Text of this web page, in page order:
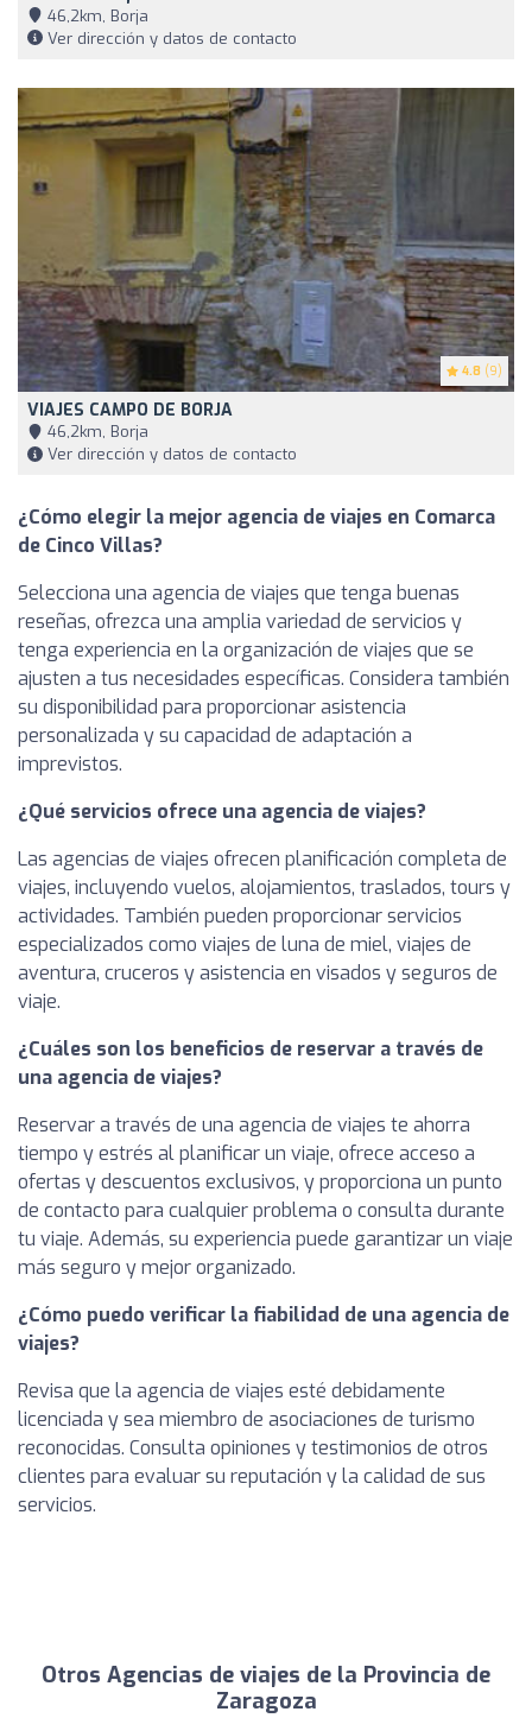
46,2km, Borja
Ver dirección y datos de contacto
4.8 (9)
VIAJES CAMPO DE BORJA
46,2km, Borja
Ver dirección y datos de contacto
¿Cómo elegir la mejor agencia de viajes en Comarca
de Cinco Villas?
Selecciona una agencia de viajes que tenga buenas
reseñas, ofrezca una amplia variedad de servicios y
tenga experiencia en la organización de viajes que se
ajusten a tus necesidades específicas. Considera también
su disponibilidad para proporcionar asistencia
personalizada y su capacidad de adaptación a
imprevistos.
¿Qué servicios ofrece una agencia de viajes?
Las agencias de viajes ofrecen planificación completa de
viajes, incluyendo vuelos, alojamientos, traslados, tours y
actividades. También pueden proporcionar servicios
especializados como viajes de luna de miel, viajes de
aventura, cruceros y asistencia en visados y seguros de
viaje.
¿Cuáles son los beneficios de reservar a través de
una agencia de viajes?
Reservar a través de una agencia de viajes te ahorra
tiempo y estrés al planificar un viaje, ofrece acceso a
ofertas y descuentos exclusivos, y proporciona un punto
de contacto para cualquier problema o consulta durante
tu viaje. Además, su experiencia puede garantizar un viaje
más seguro y mejor organizado.
¿Cómo puedo verificar la fiabilidad de una agencia de
viajes?
Revisa que la agencia de viajes esté debidamente
licenciada y sea miembro de asociaciones de turismo
reconocidas. Consulta opiniones y testimonios de otros
clientes para evaluar su reputación y la calidad de sus
servicios.
Otros Agencias de viajes de la Provincia de
Zaragoza